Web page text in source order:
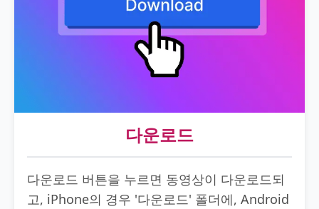
다운로드
다운로드 버튼을 누르면 동영상이 다운로드되
고, iPhone의 경우 '다운로드' 폴더에, Android